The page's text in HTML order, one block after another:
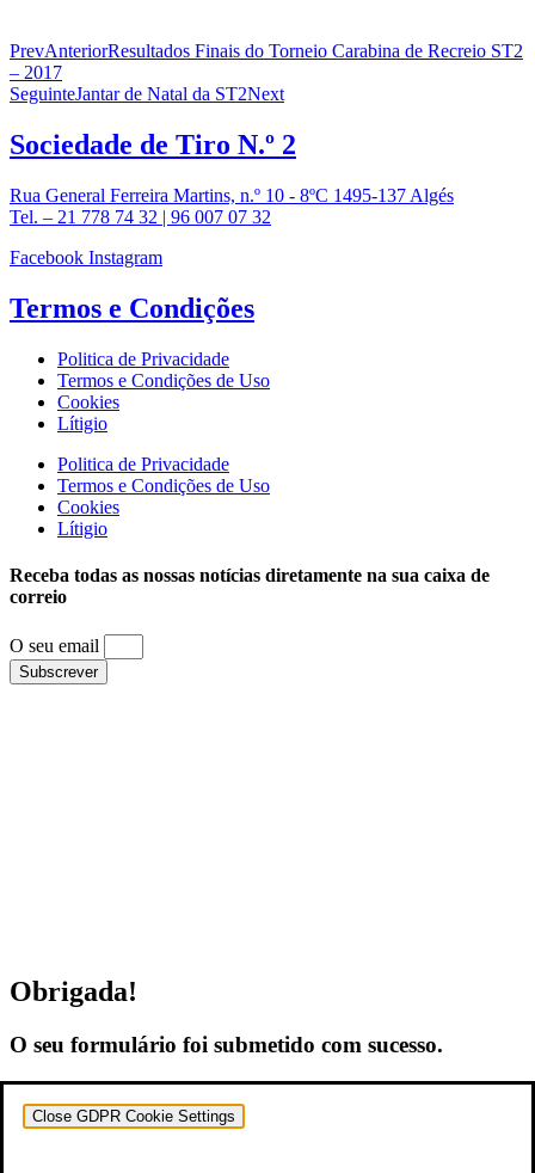
PrevAnteriorResultados Finais do Torneio Carabina de Recreio ST2
– 2017
SeguinteJantar de Natal da ST2Next
Sociedade de Tiro N.º 2
Rua General Ferreira Martins, n.º 10 - 8ºC 1495-137 Algés
Tel. – 21 778 74 32 | 96 007 07 32
Facebook Instagram
Termos e Condições
Politica de Privacidade
Termos e Condições de Uso
Cookies
Lítigio
Politica de Privacidade
Termos e Condições de Uso
Cookies
Lítigio
Receba todas as nossas notícias diretamente na sua caixa de
correio
O seu email
Subscrever
Obrigada!
O seu formulário foi submetido com sucesso.
Close GDPR Cookie Settings